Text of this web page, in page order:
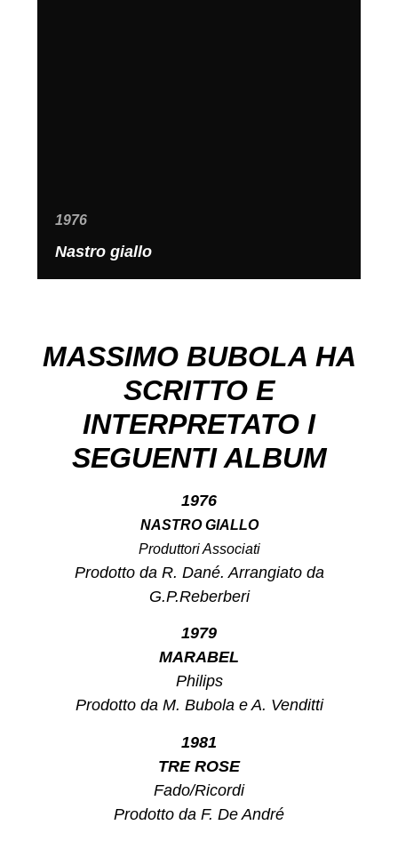
1976
Nastro giallo
MASSIMO BUBOLA HA
SCRITTO E
INTERPRETATO I
SEGUENTI ALBUM
1976
NASTRO GIALLO
Produttori Associati
Prodotto da R. Dané. Arrangiato da
G.P.Reberberi
1979
MARABEL
Philips
Prodotto da M. Bubola e A. Venditti
1981
TRE ROSE
Fado/Ricordi
Prodotto da F. De André